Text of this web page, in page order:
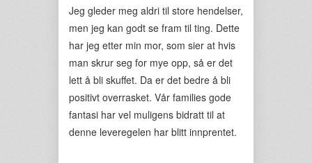
Jeg gleder meg aldri til store hendelser,
men jeg kan godt se fram til ting. Dette
har jeg etter min mor, som sier at hvis
man skrur seg for mye opp, så er det
lett å bli skuffet. Da er det bedre å bli
positivt overrasket. Vår families gode
fantasi har vel muligens bidratt til at
denne leveregelen har blitt innprentet.